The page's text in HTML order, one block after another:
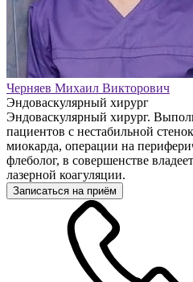
Черняев Михаил Викторович
Эндоваскулярный хирург
Эндоваскулярный хирург.
пациентов с нестабильной
миокарда, операции на
флеболог, в совершенстве
лазерной коагуляции.
Записаться на приём